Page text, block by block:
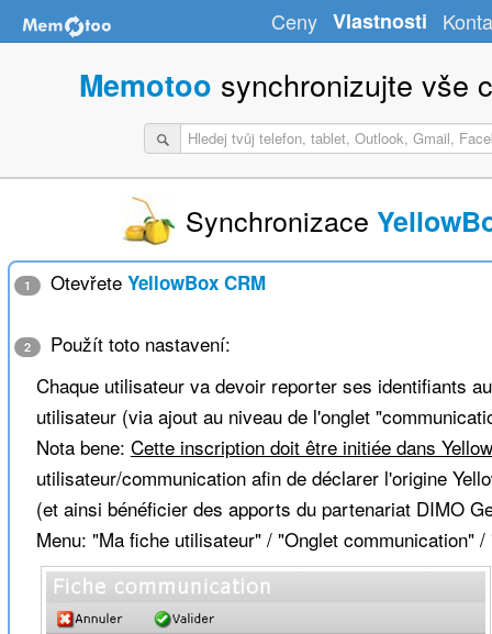
Ceny Vlastnosti
Memotoo synchronizujte vše
Synchronizace
1 Otevřete YellowBox CRM
2
Použít toto nastavení:
Chaque utilisateur va devoir reporter ses identifiants
utilisateur (via ajout au niveau de l'onglet
Nota bene: Cette inscription doit être initiée dans
utilisateur/communication afin de déclarer l'origine
(et ainsi bénéficier des apports du partenariat DIMO
Menu: "Ma fiche utilisateur" / "Onglet communication"